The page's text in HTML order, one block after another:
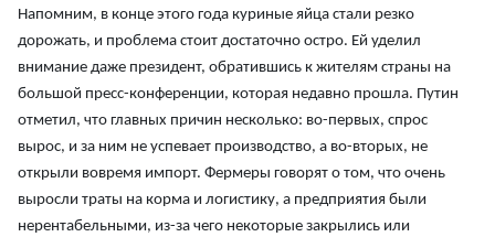
Напомним, в конце этого года куриные яйца стали резко
дорожать, и проблема стоит достаточно остро. Ей уделил
внимание даже президент, обратившись к жителям страны на
большой пресс-конференции, которая недавно прошла. Путин
отметил, что главных причин несколько: во-первых, спрос
вырос, и за ним не успевает производство, а во-вторых, не
открыли вовремя импорт. Фермеры говорят о том, что очень
выросли траты на корма и логистику, а предприятия были
нерентабельными, из-за чего некоторые закрылись или